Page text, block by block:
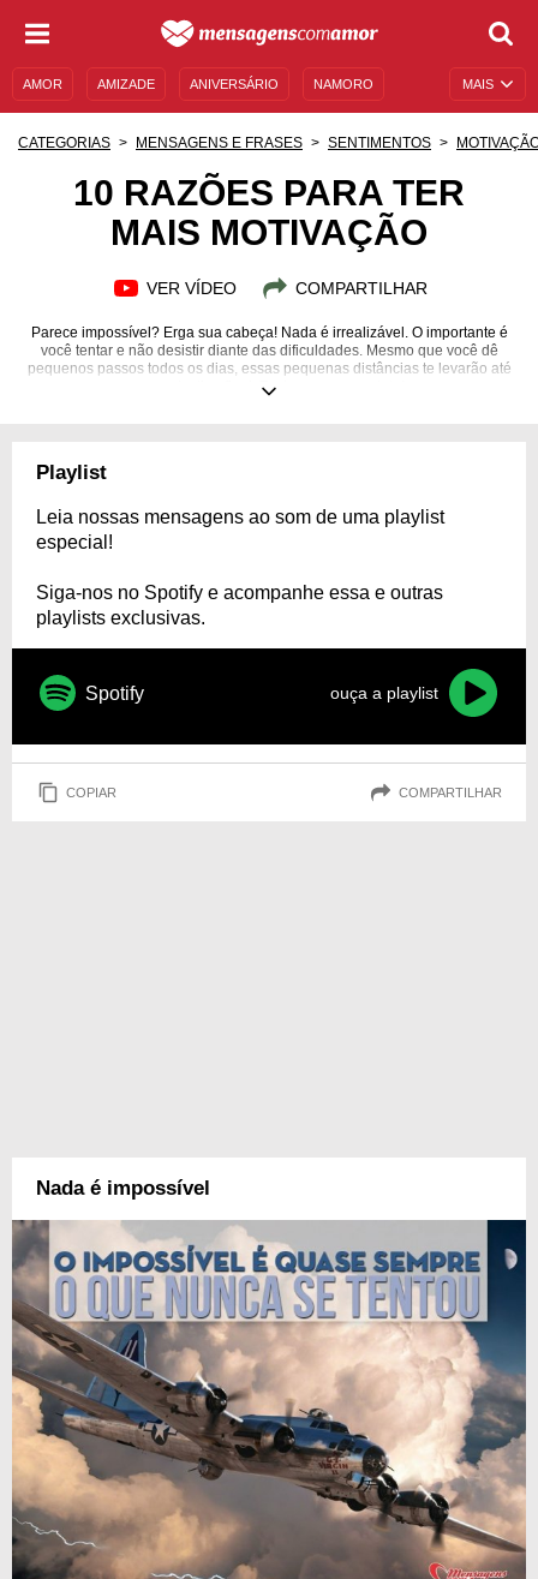
MAIS
AMOR AMIZADE ANIVERSÁRIO NAMORO
AUTOAJUDA
MENSAGENS E FRASES MENSAGENS DE ANIVERSÁRIO
CATEGORIAS MENSAGENS E FRASES SENTIMENTOS
10 RAZÕES PARA TER
MAIS MOTIVAÇÃO
VER VÍDEO COMPARTILHAR
Parece impossível? Erga sua cabeça! Nada é irrealizável. O importante é
você tentar e não desistir diante das dificuldades. Mesmo que você dê
pequenos passos todos os dias, essas pequenas distâncias te levarão até
o seu destino final. Tenha coragem e lute!
Playlist
Leia nossas mensagens ao som de uma playlist
especial!
Siga-nos no Spotify e acompanhe essa e outras
playlists exclusivas.
Spotify ouça a playlist
COPIAR COMPARTILHAR
Nada é impossível